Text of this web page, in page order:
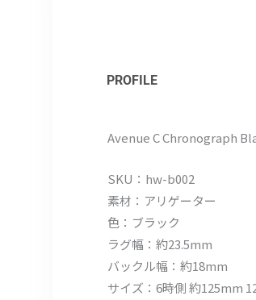
PROFILE
Avenue C Chronograph
SKU：hw-b002
素材：アリゲーター
色：ブラック
ラグ幅：約23.5mm
バックル幅：約18mm
サイズ：6時側 約125mm